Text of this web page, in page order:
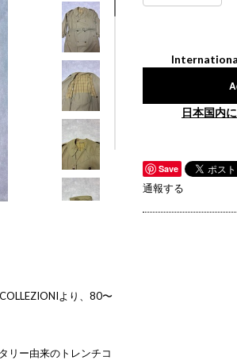
より、80〜
リー由来のトレンチコ
日本国内
Save
通報する